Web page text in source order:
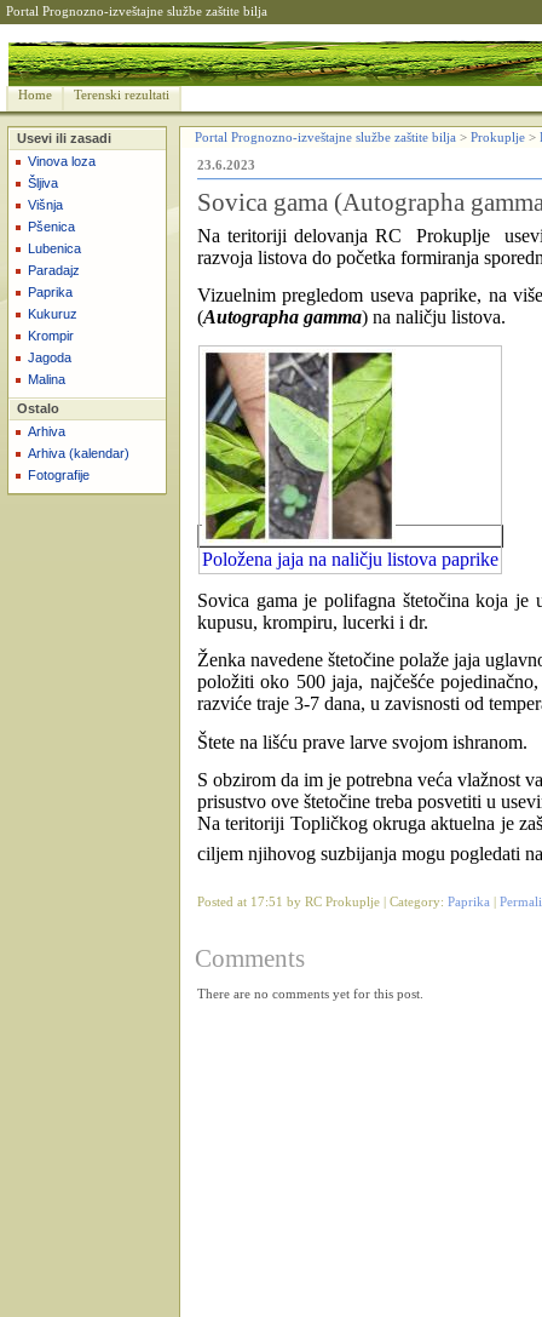
Portal Prognozno-izveštajne službe zaštite bilja
Home Terenski rezultati
Usevi ili zasadi
Vinova loza
Šljiva
Višnja
Pšenica
Lubenica
Paradajz
Paprika
Kukuruz
Krompir
Jagoda
Malina
Ostalo
Arhiva
Arhiva (kalendar)
Fotografije
Portal Prognozno-izveštajne službe zaštite bilja > Prokuplje >
23.6.2023
Sovica gama (Autographa
Na teritoriji delovanja RC Prokuplje
razvoja listova do početka formiranja
Vizuelnim pregledom useva paprike, na
(Autographa gamma) na naličju listova.
Položena jaja na naličju listova paprike
Sovica gama je polifagna štetočina koja
kupusu, krompiru, lucerki i dr.
Ženka navedene štetočine polaže jaja
položiti oko 500 jaja, najčešće
razviće traje 3-7 dana, u zavisnosti od
Štete na lišću prave larve svojom ishranom.
S obzirom da im je potrebna veća vlažnost
prisustvo ove štetočine treba posvetiti u
Na teritoriji Topličkog okruga aktuelna je
ciljem njihovog suzbijanja mogu pogledati
Posted at 17:51 by RC Prokuplje | Category: Paprika
Comments
There are no comments yet for this post.